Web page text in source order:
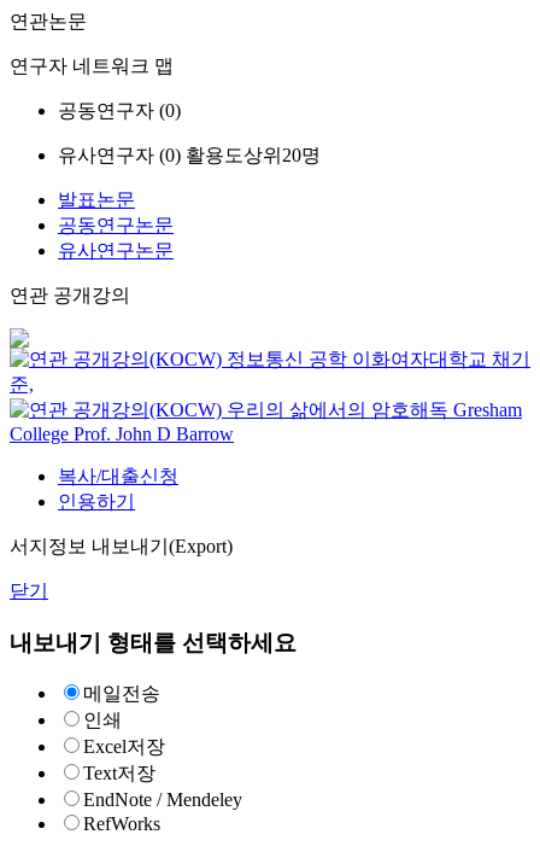
연관논문
연구자 네트워크 맵
공동연구자 (0)
유사연구자 (0) 활용도상위20명
발표논문
공동연구논문
유사연구논문
연관 공개강의
정보통신 공학 이화여자대학교 채기
준,
우리의 삶에서의 암호해독 Gresham
College Prof. John D Barrow
복사/대출신청
인용하기
서지정보 내보내기(Export)
닫기
내보내기 형태를 선택하세요
메일전송
인쇄
Excel저장
Text저장
EndNote / Mendeley
RefWorks